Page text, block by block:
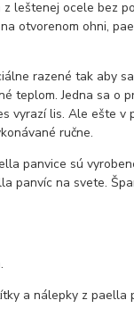
z leštenej ocele bez
otvorenom ohni,
razené tak aby
teplom. Jedna sa o
vyrazí lis. Ale ešte v
ručne.
panvice sú
panvíc na svete.
a nálepky z paella